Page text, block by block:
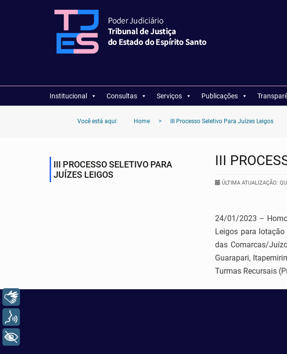
Institucional Consultas Serviços Publicações
Você está aqui: Home > III Processo Seletivo Para Juízes Leigos
III PROCESSO SELETIVO PARA
JUÍZES LEIGOS
III
ÚLTIMA ATUALIZAÇÃO:
24/01/2023 –
Leigos para
das Comarcas/
Guarapari,
Turmas Recursais